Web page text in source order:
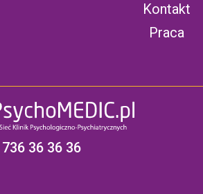
Kontakt
Praca
736 36 36 36